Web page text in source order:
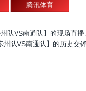
腾讯体育
队VS南通队】的现场直
队VS南通队】的历史交